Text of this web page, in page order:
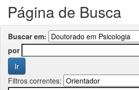
Página de Busca
Buscar em:
por
Filtros correntes: